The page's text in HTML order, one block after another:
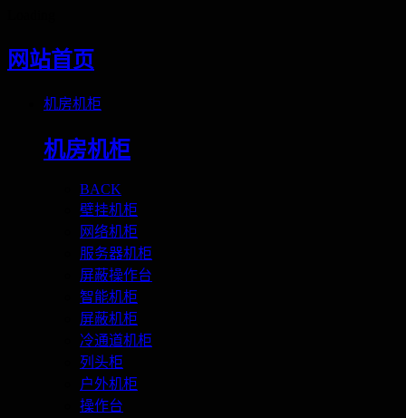
网站首页
机房机柜
机房机柜
BACK
壁挂机柜
网络机柜
服务器机柜
屏蔽操作台
智能机柜
屏蔽机柜
冷通道机柜
列头柜
户外机柜
操作台